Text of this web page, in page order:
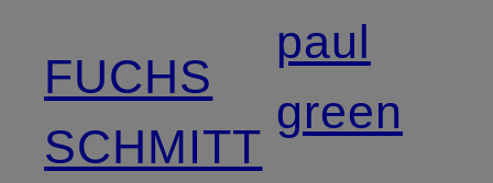
FUCHS
SCHMITT
paul
green